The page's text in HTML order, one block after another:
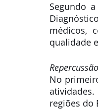
Segundo
médicos,
qualidade
Repercussão
No
regiões do